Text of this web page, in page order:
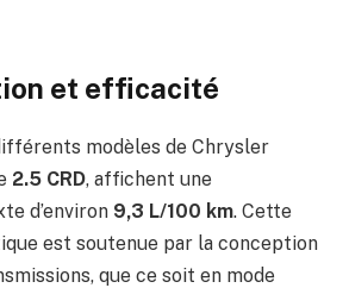
et efficacité
modèles de Chrysler
2.5 CRD, affichent une
d’environ 9,3 L/100 km. Cette
est soutenue par la conception
que ce soit en mode